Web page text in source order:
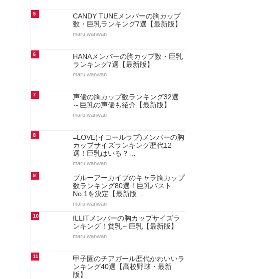
5
CANDY TUNEメンバーの胸カップ
数・巨乳ランキング7選【最新版】
maru.wanwan
6
HANAメンバーの胸カップ数・巨乳
ランキング7選【最新版】
maru.wanwan
7
声優の胸カップ数ランキング32選
～巨乳の声優も紹介【最新版】
maru.wanwan
8
=LOVE(イコールラブ)メンバーの胸
カップサイズランキング歴代12
選！巨乳はいる？…
maru.wanwan
9
ブルーアーカイブのキャラ胸カップ
数ランキング80選！巨乳バスト
No.1を決定【最新版…
maru.wanwan
10
ILLITメンバーの胸カップサイズラ
ンキング！貧乳～巨乳【最新版】
maru.wanwan
11
甲子園のチアガール歴代かわいいラ
ンキング40選【高校野球・最新
版】